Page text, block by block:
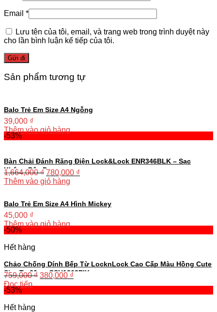
Email *
Lưu tên của tôi, email, và trang web trong trình duyệt này
cho lần bình luận kế tiếp của tôi.
Sản phẩm tương tự
Balo Trẻ Em Size A4 Ngỗng
39,000 ₫
Thêm vào giỏ hàng
-53%
Bàn Chải Đánh Răng Điện Lock&Lock ENR346BLK – Sạc
Không Dây Đen
1,664,000₫ 780,000 ₫
Thêm vào giỏ hàng
Balo Trẻ Em Size A4 Hình Mickey
45,000 ₫
Thêm vào giỏ hàng
-50%
Hết hàng
Chảo Chống Dính Bếp Từ LocknLock Cao Cấp Màu Hồng Cute
Size To 26cm CSU1263PIK
759,000₫ 380,000 ₫
Đọc tiếp
-53%
Hết hàng